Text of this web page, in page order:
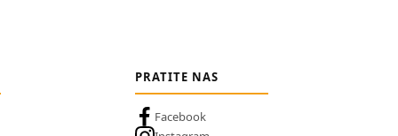
PRATITE NAS
Facebook